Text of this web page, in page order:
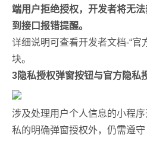
端用户拒绝授权，开发者将无
到接口报错提醒。
详细说明可查看开发者文档-“官
块。
3隐私授权弹窗按钮与官方隐私
涉及处理用户个人信息的小程
私的明确弹窗授权外，仍需遵